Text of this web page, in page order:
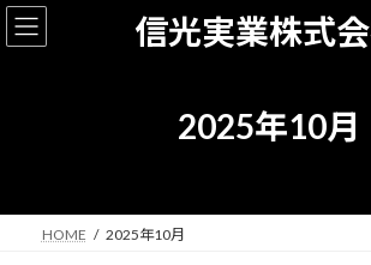
コ
ン
ナ
ビ
信光実業株式
2025年10月
HOME 2025年10月